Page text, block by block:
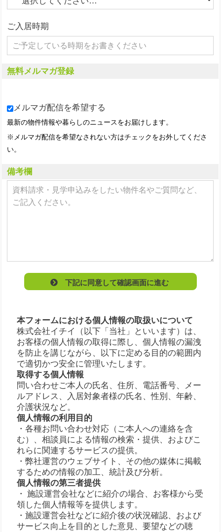
ご入居時期
無料メルマガ登録
メルマガ配信を希望する
最新の物件情報や暮らしのニュースをお届けします。
※メルマガ配信を希望なされない方はチェックをお外してくださ
い。
備考欄
下記に同意して確認画面に進む
本フォームにおける個人情報の取扱いについて
株式会社イチイ（以下「当社」といいます）は、
お客様の個人情報の取得に際し、個人情報の漏洩
を防止を講じながら、以下に定める目的の範囲内
で適切かつ安全に管理いたします。
取得する個人情報
問い合わせご本人の氏名、住所、電話番号、メー
ルアドレス、入居対象者様の氏名、性別、年齢、
介護状況など。
個人情報の利用目的
・各種お問い合わせ対応（ご本人への連絡を含
む）、相談員による情報の検索・提供、およびこ
れらに関連するサービスの提供。
・弊社運営のウェブサイト、その他の媒体に掲載
するための情報の加工、統計及び分析。
個人情報の第三者提供
・ 施設運営会社などに紹介の場合、お客様から受
領した個人情報等を提供します。
・施設運営会社などに紹介後の状況確認、および
サービス向上を目的とした意見、要望などの聴